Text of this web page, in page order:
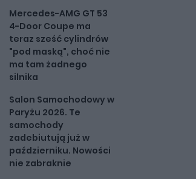
Mercedes-AMG GT 53
4-Door Coupe ma
teraz sześć cylindrów
"pod maską", choć nie
ma tam żadnego
silnika
Salon Samochodowy w
Paryżu 2026. Te
samochody
zadebiutują już w
październiku. Nowości
nie zabraknie